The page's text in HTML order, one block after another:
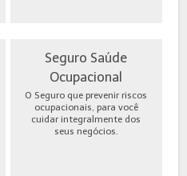
Seguro Saúde
Ocupacional
O Seguro que prevenir riscos
ocupacionais, para você
cuidar integralmente dos
seus negócios.